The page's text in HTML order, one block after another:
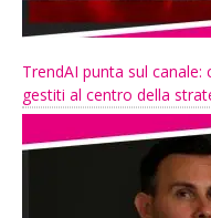
TrendAI punta sul
gestiti al centro della